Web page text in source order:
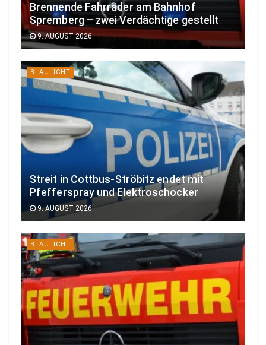
Brennende Fahrräder am Bahnhof
Spremberg – zwei Verdächtige gestellt
9. AUGUST 2026
BLAULICHT
Streit in Cottbus-Ströbitz endet mit
Pfefferspray und Elektroschocker
9. AUGUST 2026
BLAULICHT